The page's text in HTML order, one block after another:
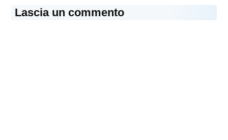
Lascia un commento